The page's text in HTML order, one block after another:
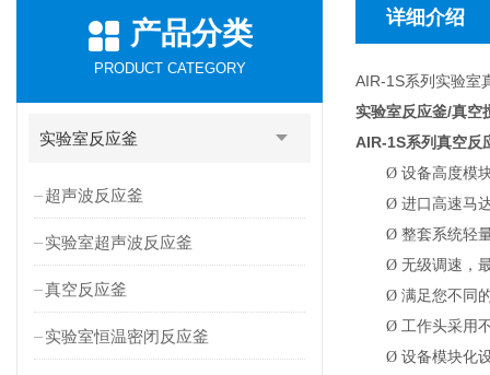
产品分类
PRODUCT CATEGORY
实验室反应釜
超声波反应釜
实验室超声波反应釜
真空反应釜
实验室恒温密闭反应釜
详细介绍
AIR-1S系列实验室
实验室反应釜/真空
AIR-1S系列真空反
Ø 设备高度模
Ø 进口高速马
Ø 整套系统轻
Ø 无级调速，
Ø 满足您不同
Ø 工作头采用
Ø 设备模块化